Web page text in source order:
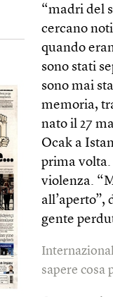
“madri del
cercano
quando
sono stati
sono mai
memoria,
nato il 27
Ocak a
prima volta.
violenza.
all’aperto”,
gente
sapere cosa